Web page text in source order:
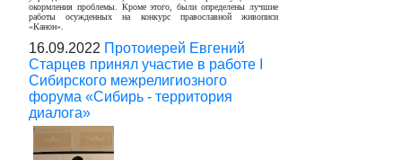
окормления проблемы. Кроме этого, были определены лучшие
работы осужденных на конкурс православной живописи
«Канон».
16.09.2022 Протоиерей Евгений
Старцев принял участие в работе I
Сибирского межрелигиозного
форума «Сибирь - территория
диалога»